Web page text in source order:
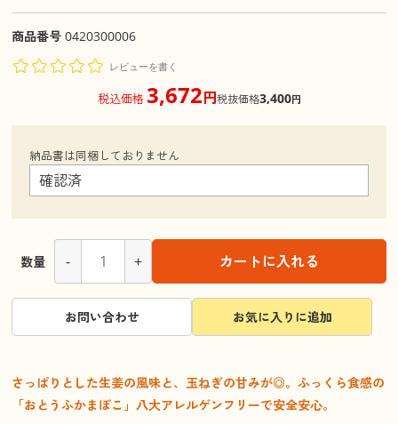
商品番号 0420300006
レビューを書く
税込価格 3,672円税抜価格3,400円
納品書は同梱しておりません
数量 - + カートに入れる
お問い合わせ お気に入りに追加
さっぱりとした生姜の風味と、玉ねぎの甘みが◎。ふっくら食感の
「おとうふかまぼこ」八大アレルゲンフリーで安全安心。